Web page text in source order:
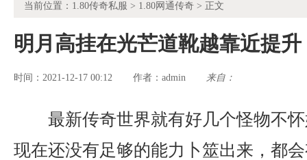
当前位置： 1.80传奇私服 > 1.80网通传奇 > 正文
明月高挂在光芒道靴越靠近提升
时间：2021-12-17 00:12 作者： admin 来自：
最新传奇世界就有好几个怪物不
现在还没有足够的能力卜筮出来，都